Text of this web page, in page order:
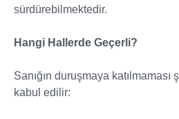
sürdürebilmektedir.
Hangi Hallerde Geçerli?
Sanığın duruşmaya
kabul edilir: